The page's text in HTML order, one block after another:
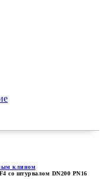
клином
со штурвалом DN200 PN16